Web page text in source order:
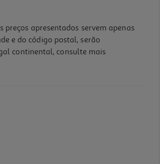
apresentados servem apenas
e do código postal, serão
continental, consulte mais